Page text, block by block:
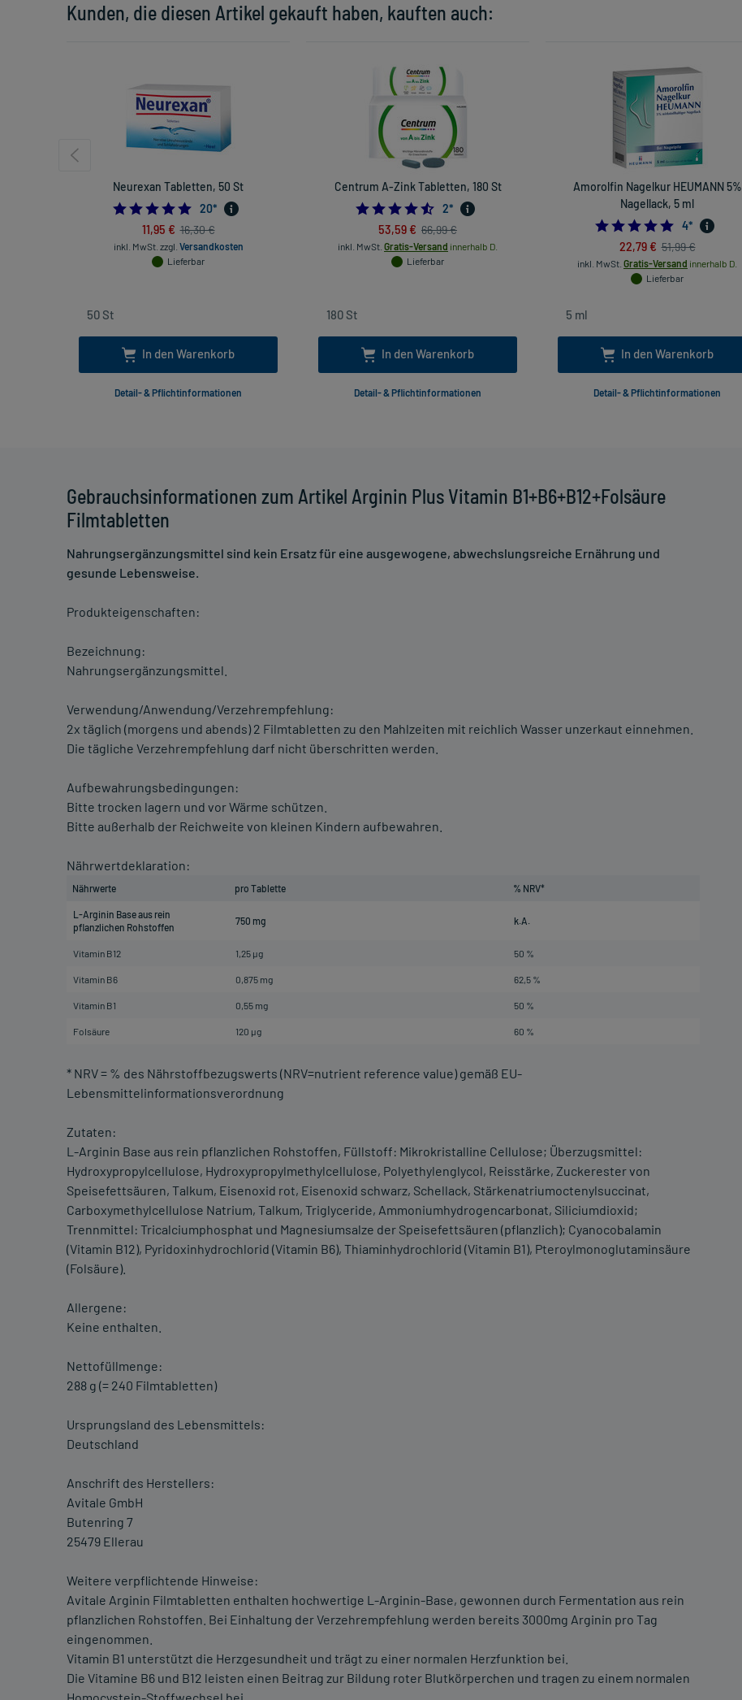
Gebrauchsinformationen zum Artikel Arginin Plus Vitamin B1+B6+B12+Folsäure
Filmtabletten
Nahrungsergänzungsmittel sind kein Ersatz für eine ausgewogene, abwechslungsreiche Ernährung und
gesunde Lebensweise.
Produkteigenschaften:
Bezeichnung:
Nahrungsergänzungsmittel.
Verwendung/Anwendung/Verzehrempfehlung:
2x täglich (morgens und abends) 2 Filmtabletten zu den Mahlzeiten mit reichlich Wasser unzerkaut einnehmen.
Die tägliche Verzehrempfehlung darf nicht überschritten werden.
Aufbewahrungsbedingungen:
Bitte trocken lagern und vor Wärme schützen.
Bitte außerhalb der Reichweite von kleinen Kindern aufbewahren.
Nährwertdeklaration:
Nährwerte pro Tablette % NRV*
L-Arginin Base aus rein
pflanzlichen Rohstoffen
750 mg k.A.
Vitamin B12 1,25 µg 50 %
Vitamin B6 0,875 mg 62,5 %
Vitamin B1 0,55 mg 50 %
Folsäure 120 µg 60 %
* NRV = % des Nährstoffbezugswerts (NRV=nutrient reference value) gemäß EU-
Lebensmittelinformationsverordnung
Zutaten:
L-Arginin Base aus rein pflanzlichen Rohstoffen, Füllstoff: Mikrokristalline Cellulose; Überzugsmittel:
Hydroxypropylcellulose, Hydroxypropylmethylcellulose, Polyethylenglycol, Reisstärke, Zuckerester von
Speisefettsäuren, Talkum, Eisenoxid rot, Eisenoxid schwarz, Schellack, Stärkenatriumoctenylsuccinat,
Carboxymethylcellulose Natrium, Talkum, Triglyceride, Ammoniumhydrogencarbonat, Siliciumdioxid;
Trennmittel: Tricalciumphosphat und Magnesiumsalze der Speisefettsäuren (pflanzlich); Cyanocobalamin
(Vitamin B12), Pyridoxinhydrochlorid (Vitamin B6), Thiaminhydrochlorid (Vitamin B1), Pteroylmonoglutaminsäure
(Folsäure).
Allergene:
Keine enthalten.
Nettofüllmenge:
288 g (= 240 Filmtabletten)
Ursprungsland des Lebensmittels:
Deutschland
Anschrift des Herstellers:
Avitale GmbH
Butenring 7
25479 Ellerau
Weitere verpflichtende Hinweise:
Avitale Arginin Filmtabletten enthalten hochwertige L-Arginin-Base, gewonnen durch Fermentation aus rein
pflanzlichen Rohstoffen. Bei Einhaltung der Verzehrempfehlung werden bereits 3000mg Arginin pro Tag
eingenommen.
Vitamin B1 unterstützt die Herzgesundheit und trägt zu einer normalen Herzfunktion bei.
Die Vitamine B6 und B12 leisten einen Beitrag zur Bildung roter Blutkörperchen und tragen zu einem normalen
Kunden, die diesen Artikel gekauft haben, kauften auch:
Neurexan Tabletten, 50 St
4.95
20*
11,95 € 16,30 €
inkl. MwSt. zzgl. Versandkosten
Lieferbar
In den Warenkorb
Detail- & Pflichtinformationen
Centrum A-Zink Tabletten, 180 St
4.5
2*
53,59 € 66,99 €
inkl. MwSt. Gratis-Versand innerhalb D.
Lieferbar
In den Warenkorb
Detail- & Pflichtinformationen
Amorolfin Nagelkur HEUMANN 5%
Nagellack, 5 ml
5.0
4*
22,79 € 51,99 €
inkl. MwSt. Gratis-Versand innerhalb D.
Lieferbar
In den Warenkorb
Detail- & Pflichtinformationen